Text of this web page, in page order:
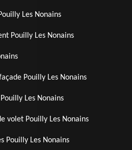
Les Nonains
Pouilly Les Nonains
Pouilly Les Nonains
Les Nonains
volet Pouilly Les Nonains
Pouilly Les Nonains